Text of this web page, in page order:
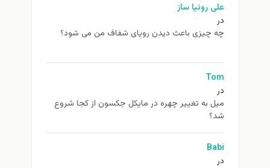
علی روئیا ساز
در
چه چیزی باعث دیدن رویای شفاف من می شود؟
Tom
در
ميل به تغيير چهره در مایکل جکسون از كجا شروع
شد؟
Babi
در